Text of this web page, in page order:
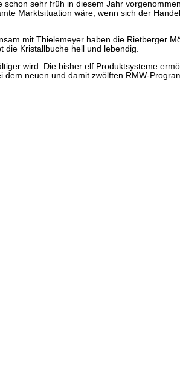
sehr früh in diesem Jahr
Marktsituation wäre, wenn sich der
mit Thielemeyer haben die Rietberger
die Kristallbuche hell und lebendig.
wird. Die bisher elf Produktsysteme
neuen und damit zwölften RMW-